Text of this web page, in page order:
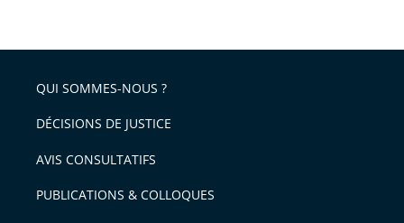
QUI SOMMES-NOUS ?
DÉCISIONS DE JUSTICE
AVIS CONSULTATIFS
PUBLICATIONS & COLLOQUES